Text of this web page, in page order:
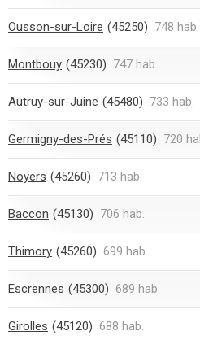
Ousson-sur-Loire (45250) 748 hab.
Montbouy (45230) 747 hab.
Autruy-sur-Juine (45480) 733 hab.
Germigny-des-Prés (45110) 720
Noyers (45260) 713 hab.
Baccon (45130) 706 hab.
Thimory (45260) 699 hab.
Escrennes (45300) 689 hab.
Girolles (45120) 688 hab.